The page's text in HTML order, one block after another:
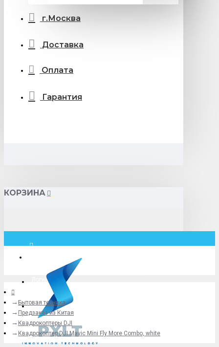
г.Москва
Доставка
Оплата
Гарантия
КОРЗИНА
Логин
+79775619766
Бытовая техника
Предзаказ из Китая
Квадрокоптеры DJI
Квадрокоптер DJI Mavic Mini Fly More Combo, white